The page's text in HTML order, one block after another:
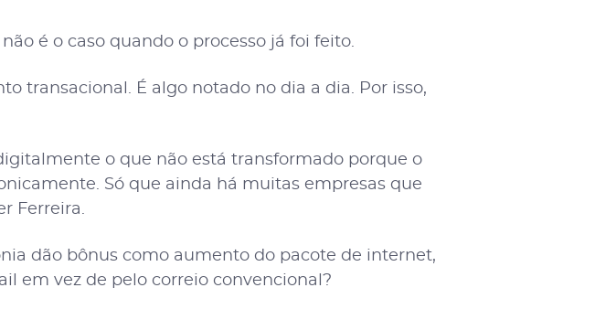
não é o caso quando o processo já foi feito.
transacional. É algo notado no dia a dia. Por isso,
o que não está transformado porque o
Só que ainda há muitas empresas que
Ferreira.
dão bônus como aumento do pacote de internet,
em vez de pelo correio convencional?